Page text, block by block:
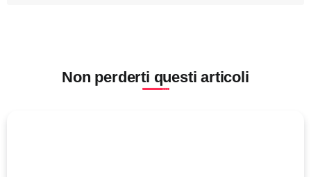
Non perderti questi articoli